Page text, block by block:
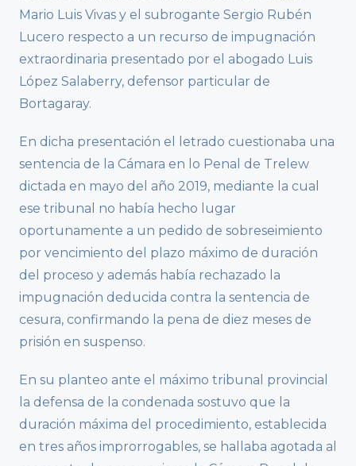
Mario Luis Vivas y el subrogante Sergio Rubén
Lucero respecto a un recurso de impugnación
extraordinaria presentado por el abogado Luis
López Salaberry, defensor particular de
Bortagaray.
En dicha presentación el letrado cuestionaba una
sentencia de la Cámara en lo Penal de Trelew
dictada en mayo del año 2019, mediante la cual
ese tribunal no había hecho lugar
oportunamente a un pedido de sobreseimiento
por vencimiento del plazo máximo de duración
del proceso y además había rechazado la
impugnación deducida contra la sentencia de
cesura, confirmando la pena de diez meses de
prisión en suspenso.
En su planteo ante el máximo tribunal provincial
la defensa de la condenada sostuvo que la
duración máxima del procedimiento, establecida
en tres años improrrogables, se hallaba agotada al